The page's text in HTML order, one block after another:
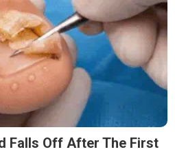
Falls Off After The First